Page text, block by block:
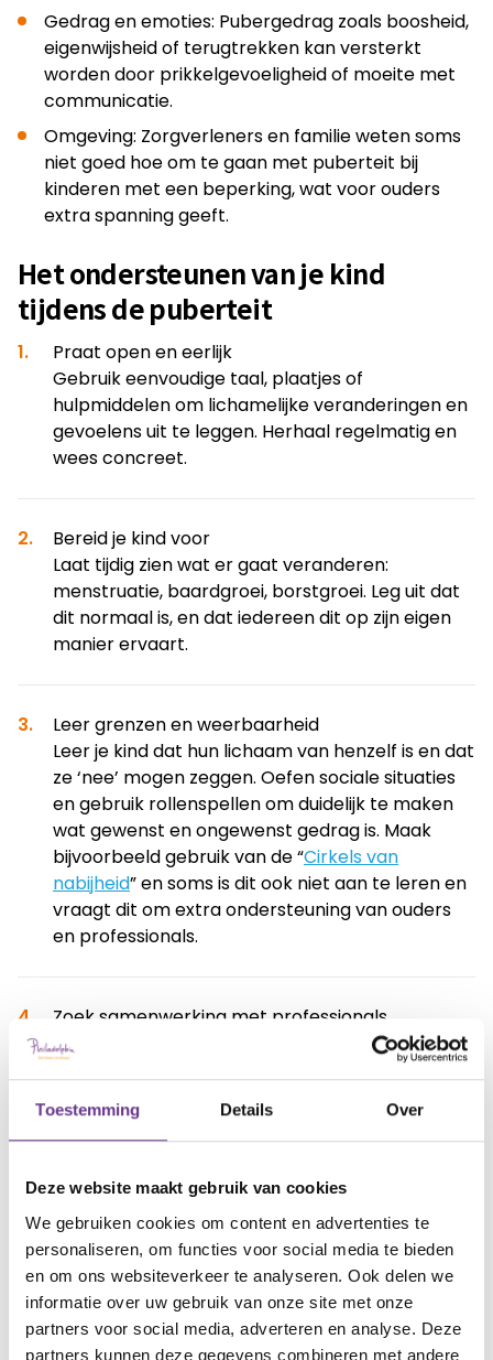
Toestemming Details Over
Deze website maakt gebruik van cookies
We gebruiken cookies om content en advertenties te
personaliseren, om functies voor social media te bieden
en om ons websiteverkeer te analyseren. Ook delen we
informatie over uw gebruik van onze site met onze
partners voor social media, adverteren en analyse. Deze
partners kunnen deze gegevens combineren met andere
Gedrag en emoties: Pubergedrag zoals boosheid,
eigenwijsheid of terugtrekken kan versterkt
worden door prikkelgevoeligheid of moeite met
communicatie.
Omgeving: Zorgverleners en familie weten soms
niet goed hoe om te gaan met puberteit bij
kinderen met een beperking, wat voor ouders
extra spanning geeft.
Het ondersteunen van je kind
tijdens de puberteit
Praat open en eerlijk
Gebruik eenvoudige taal, plaatjes of
hulpmiddelen om lichamelijke veranderingen en
gevoelens uit te leggen. Herhaal regelmatig en
wees concreet.
Bereid je kind voor
Laat tijdig zien wat er gaat veranderen:
menstruatie, baardgroei, borstgroei. Leg uit dat
dit normaal is, en dat iedereen dit op zijn eigen
manier ervaart.
Leer grenzen en weerbaarheid
Leer je kind dat hun lichaam van henzelf is en dat
ze ‘nee’ mogen zeggen. Oefen sociale situaties
en gebruik rollenspellen om duidelijk te maken
wat gewenst en ongewenst gedrag is. Maak
bijvoorbeeld gebruik van de “Cirkels van
nabijheid” en soms is dit ook niet aan te leren en
vraagt dit om extra ondersteuning van ouders
en professionals.
Zoek samenwerking met professionals
Artsen (AVG), orthopedagogen,
vragen, seksuele voorlichting en gedragsmatige
ondersteuning.
Respecteer hun behoefte aan zelfstandigheid
Geef waar mogelijk ruimte om zelf keuzes te
maken, ook al zijn ze klein. Dit versterkt het
gevoel van eigenwaarde.